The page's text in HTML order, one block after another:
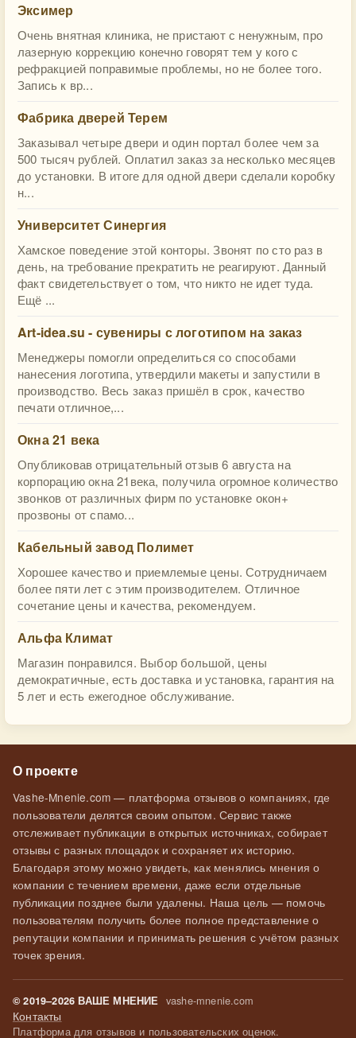
Эксимер
Очень внятная клиника, не пристают с ненужным, про
лазерную коррекцию конечно говорят тем у кого с
рефракцией поправимые проблемы, но не более того.
Запись к вр...
Фабрика дверей Терем
Заказывал четыре двери и один портал более чем за
500 тысяч рублей. Оплатил заказ за несколько месяцев
до установки. В итоге для одной двери сделали коробку
н...
Университет Синергия
Хамское поведение этой конторы. Звонят по сто раз в
день, на требование прекратить не реагируют. Данный
факт свидетельствует о том, что никто не идет туда.
Ещё ...
Art-idea.su - сувениры с логотипом на заказ
Менеджеры помогли определиться со способами
нанесения логотипа, утвердили макеты и запустили в
производство. Весь заказ пришёл в срок, качество
печати отличное,...
Окна 21 века
Опубликовав отрицательный отзыв 6 августа на
корпорацию окна 21века, получила огромное количество
звонков от различных фирм по установке окон+
прозвоны от спамо...
Кабельный завод Полимет
Хорошее качество и приемлемые цены. Сотрудничаем
более пяти лет с этим производителем. Отличное
сочетание цены и качества, рекомендуем.
Альфа Климат
Магазин понравился. Выбор большой, цены
демократичные, есть доставка и установка, гарантия на
5 лет и есть ежегодное обслуживание.
О проекте
Vashe-Mnenie.com — платформа отзывов о компаниях, где
пользователи делятся своим опытом. Сервис также
отслеживает публикации в открытых источниках, собирает
отзывы с разных площадок и сохраняет их историю.
Благодаря этому можно увидеть, как менялись мнения о
компании с течением времени, даже если отдельные
публикации позднее были удалены. Наша цель — помочь
пользователям получить более полное представление о
репутации компании и принимать решения с учётом разных
точек зрения.
© 2019–2026 ВАШЕ МНЕНИЕ vashe-mnenie.com
Контакты
Платформа для отзывов и пользовательских оценок.